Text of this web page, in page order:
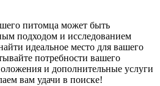
питомца может быть
подходом и исследованием
идеальное место для вашего
потребности вашего
и дополнительные услуги
вам удачи в поиске!